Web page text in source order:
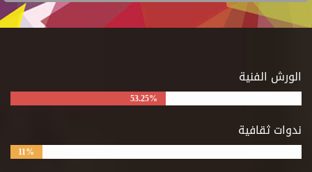
الورش الفنية
53.25%
ندوات ثقافية
11%